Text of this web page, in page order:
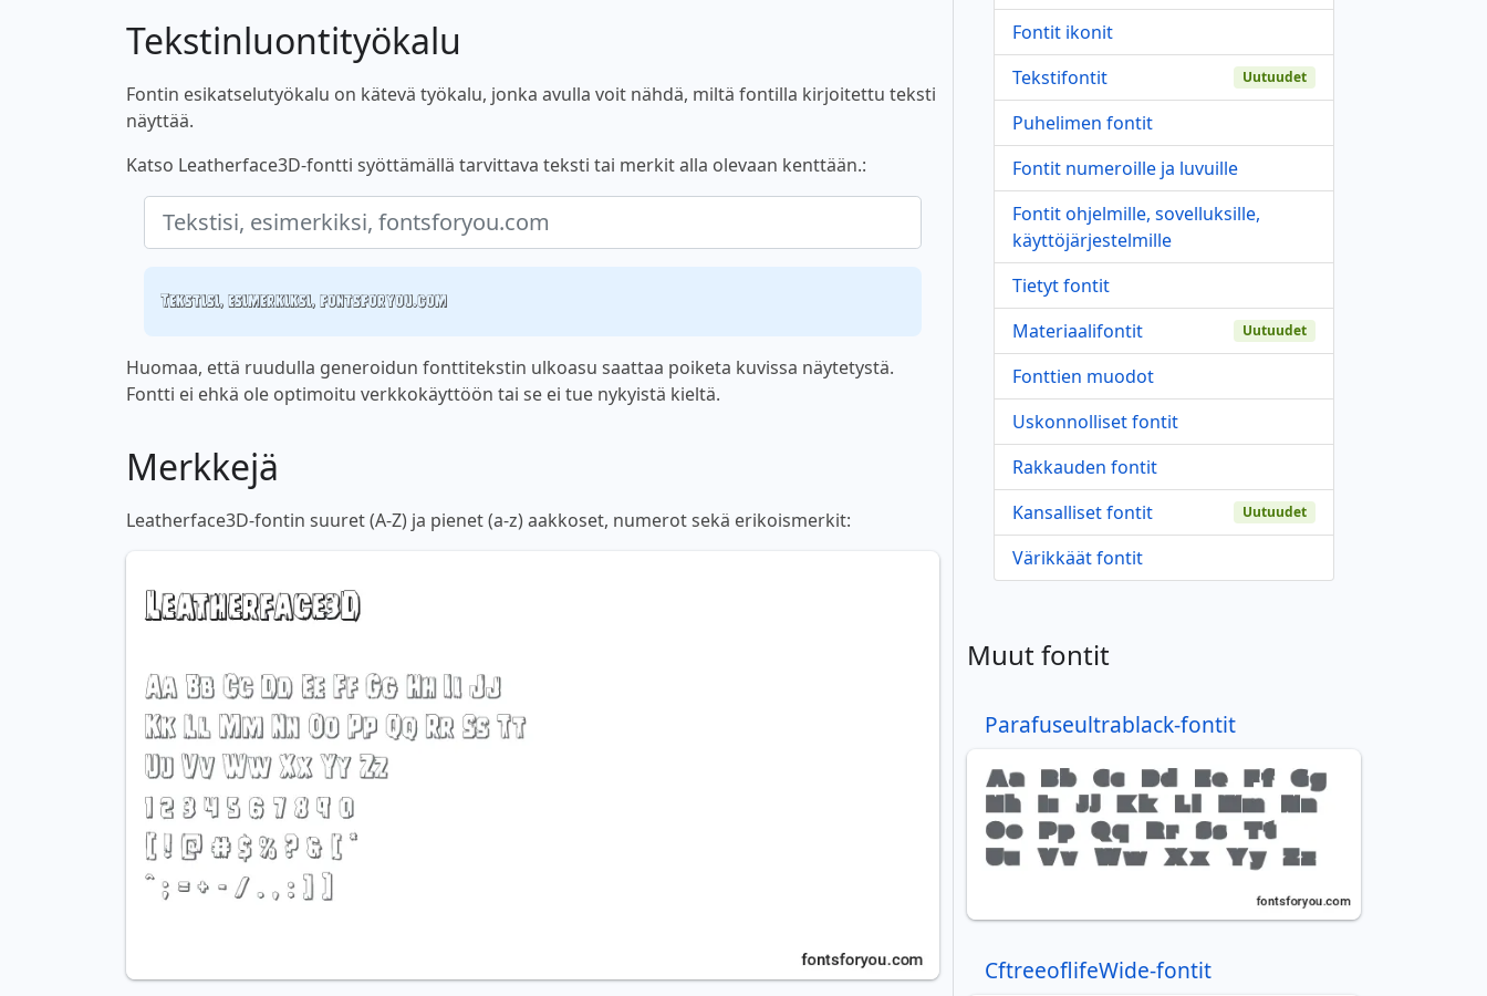
Tekstinluontityökalu
Fontin esikatselutyökalu on kätevä työkalu, jonka avulla voit nähdä, miltä fontilla kirjoitettu teksti
näyttää.
Katso Leatherface3D-fontti syöttämällä tarvittava teksti tai merkit alla olevaan kenttään.:
Tekstisi, esimerkiksi, fontsforyou.com
Huomaa, että ruudulla generoidun fonttitekstin ulkoasu saattaa poiketa kuvissa näytetystä.
Fontti ei ehkä ole optimoitu verkkokäyttöön tai se ei tue nykyistä kieltä.
Merkkejä
Leatherface3D-fontin suuret (A-Z) ja pienet (a-z) aakkoset, numerot sekä erikoismerkit:
Fontit ikonit
Tekstifontit
Uutuudet
Puhelimen fontit
Fontit numeroille ja luvuille
Fontit ohjelmille, sovelluksille,
käyttöjärjestelmille
Tietyt fontit
Materiaalifontit
Uutuudet
Fonttien muodot
Uskonnolliset fontit
Rakkauden fontit
Kansalliset fontit
Uutuudet
Värikkäät fontit
Muut fontit
Parafuseultrablack-fontit
CftreeoflifeWide-fontit